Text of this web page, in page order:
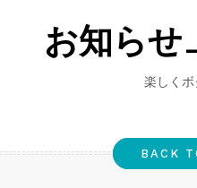
お知らせ
楽しくボ
BACK